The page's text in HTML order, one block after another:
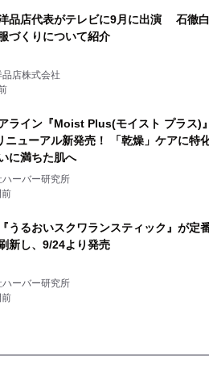
品店代表がテレビに9月に出演 石徹
づくりについて紹介
店株式会社
ライン『Moist Plus(モイスト プラス)
ニューアル新発売！ 「乾燥」ケアに特
に満ちた肌へ
ハーバー研究所
うるおいスクワランスティック』が定
新し、9/24より発売
ハーバー研究所